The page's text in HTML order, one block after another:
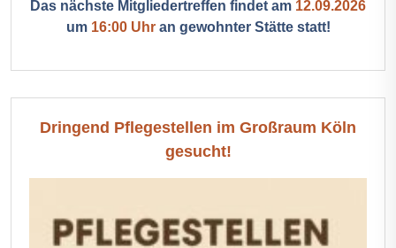
Das nächste Mitgliedertreffen findet am 12.09.2026
um 16:00 Uhran gewohnter Stätte statt!
Dringend Pflegestellen im Großraum Köln
gesucht!